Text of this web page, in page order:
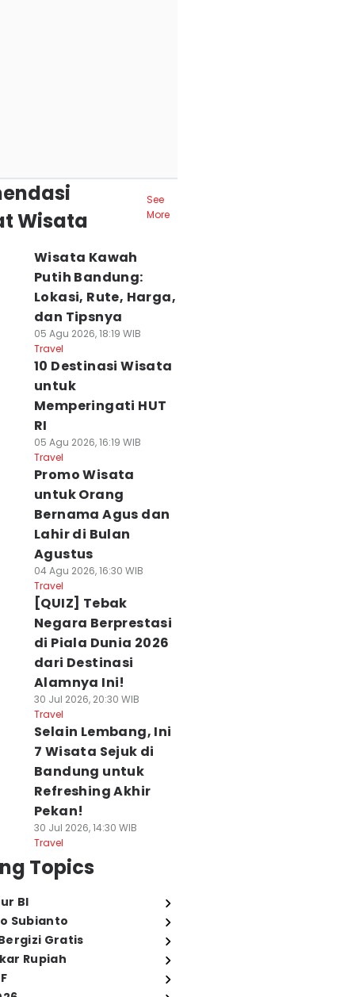
Wisata
See
More
Wisata Kawah
Putih Bandung:
Lokasi, Rute, Harga,
dan Tipsnya
05 Agu 2026, 18:19 WIB
Travel
10 Destinasi Wisata
untuk
Memperingati HUT
RI
05 Agu 2026, 16:19 WIB
Travel
Promo Wisata
untuk Orang
Bernama Agus dan
Lahir di Bulan
Agustus
04 Agu 2026, 16:30 WIB
Travel
[QUIZ] Tebak
Negara Berprestasi
di Piala Dunia 2026
dari Destinasi
Alamnya Ini!
30 Jul 2026, 20:30 WIB
Travel
Selain Lembang, Ini
7 Wisata Sejuk di
Bandung untuk
Refreshing Akhir
Pekan!
30 Jul 2026, 14:30 WIB
Travel
Topics
BI
Subianto
Gratis
Rupiah